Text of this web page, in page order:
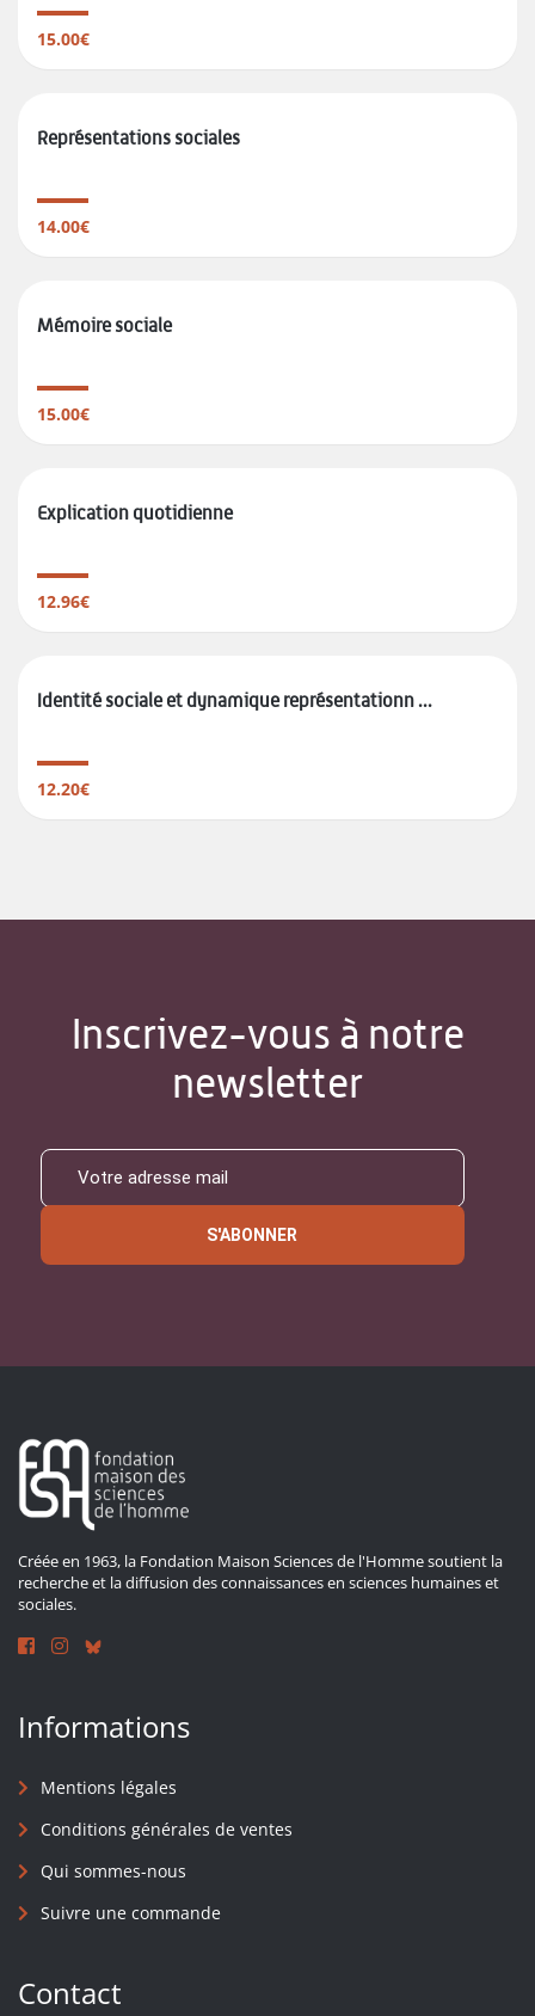
15.00€
Représentations sociales
14.00€
Mémoire sociale
15.00€
Explication quotidienne
12.96€
Identité sociale et dynamique représentationn ...
12.20€
Inscrivez-vous à notre
newsletter
S'ABONNER
Créée en 1963, la Fondation Maison Sciences de l'Homme soutient la
recherche et la diffusion des connaissances en sciences humaines et
sociales.
Informations
Mentions légales
Conditions générales de ventes
Qui sommes-nous
Suivre une commande
Contact